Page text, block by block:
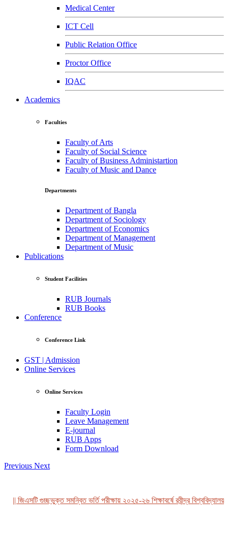
Medical Center
ICT Cell
Public Relation Office
Proctor Office
IQAC
Academics
Faculties
Faculty of Arts
Faculty of Social Science
Faculty of Business Administartion
Faculty of Music and Dance
Departments
Department of Bangla
Department of Sociology
Department of Economics
Department of Management
Department of Music
Publications
Student Facilities
RUB Journals
RUB Books
Conference
Conference Link
GST | Admission
Online Services
Online Services
Faculty Login
Leave Management
E-journal
RUB Apps
Form Download
Previous Next
|| জিএসটি গুচ্ছভুক্ত সমন্বিত ভর্তি পরীক্ষায় ২০২৫-২৬ শিক্ষাবর্ষে রবীন্দ্র